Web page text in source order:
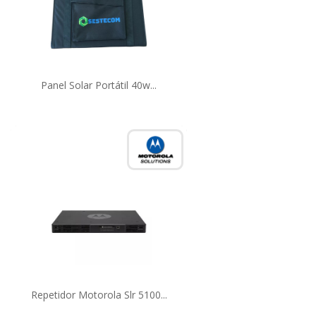
Panel Solar Portátil 40w...
Repetidor Motorola Slr 5100...